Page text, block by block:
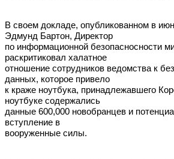
В своем докладе, опубликованном в
Эдмунд Бартон, Директор
по информационной безопасносности
раскритиковал халатное
отношение сотрудников ведомства к
данных, которое привело
к краже ноутбука, принадлежавшего
ноутбуке содержались
данные 600,000 новобранцев и
вступление в
вооруженные силы.